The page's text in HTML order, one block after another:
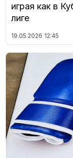
играя как в
лиге
19.05.2026 12:45